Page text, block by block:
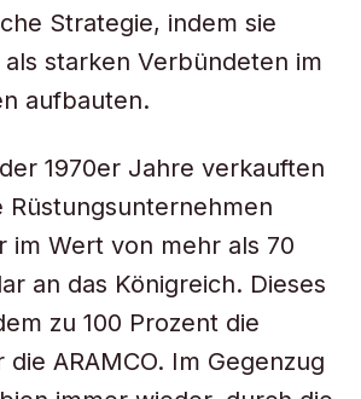
Strategie, indem sie
als starken Verbündeten im
aufbauten.
1970er Jahre verkauften
Rüstungsunternehmen
im Wert von mehr als 70
an das Königreich. Dieses
zu 100 Prozent die
ARAMCO. Im Gegenzug